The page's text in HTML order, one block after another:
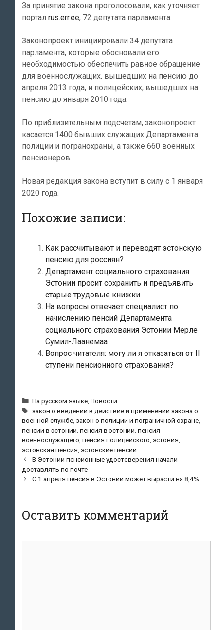
За принятие закона проголосовали, как уточняет
портал rus.err.ee, 72 депутата парламента.
Законопроект инициировали 34 депутата
парламента, которые обосновали его
необходимостью обеспечить равное обращение
для военнослужащих, вышедших на пенсию до
апреля 2013 года, и полицейских, вышедших на
пенсию до января 2010 года.
По приблизительным подсчетам, законопроект
касается 1400 бывших служащих Департамента
полиции и погранохраны, а также 660 военных
пенсионеров.
Новая редакция закона вступит в силу с 1 января
2020 года.
Похожие записи:
Как рассчитывают и переводят эстонскую
пенсию для россиян?
Департамент социального страхования
Эстонии просит сохранить и предъявить
старые трудовые книжки
На вопросы отвечает специалист по
начислению пенсий Департамента
социального страхования Эстонии Мерле
Сумил-Лаанемаа
Вопрос читателя: могу ли я отказаться от II
ступени пенсионного страхования?
Рубрики
На русском языке ,Новости
Метки
закон о введении в действие и применении закона о
военной службе закон о полиции и пограничной охране
пенсии в эстонии пенсия в эстонии пенсия
военнослужащего пенсия полицейского эстония
эстонская пенсия эстонские пенсии
Навигация
по
записям
В Эстонии пенсионные удостоверения начали
доставлять по почте
С 1 апреля пенсия в Эстонии может вырасти на 8,4%
Оставить комментарий